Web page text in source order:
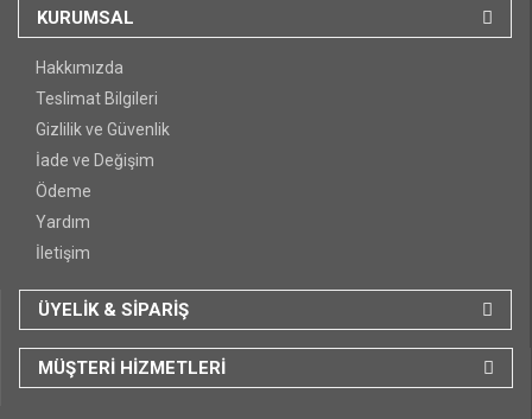
KURUMSAL
Hakkımızda
Teslimat Bilgileri
Gizlilik ve Güvenlik
İade ve Değişim
Ödeme
Yardım
İletişim
ÜYELİK & SİPARİŞ
MÜŞTERİ HİZMETLERİ